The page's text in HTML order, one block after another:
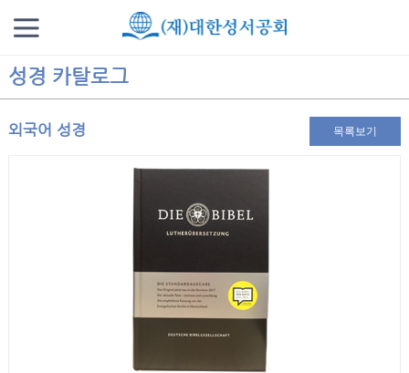
성경 카탈로그
외국어 성경 목록보기